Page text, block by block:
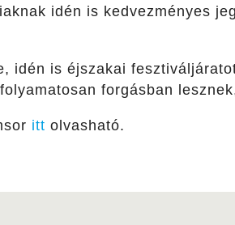
idén is kedvezményes
idén is éjszakai
forgásban
itt olvasható.